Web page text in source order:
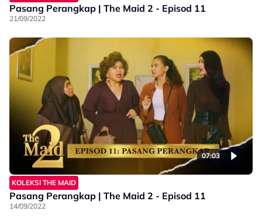
Pasang Perangkap | The Maid 2 - Episod 11
21/09/2022
07:03
KOLEKSI THE MAID
Pasang Perangkap | The Maid 2 - Episod 11
14/09/2022